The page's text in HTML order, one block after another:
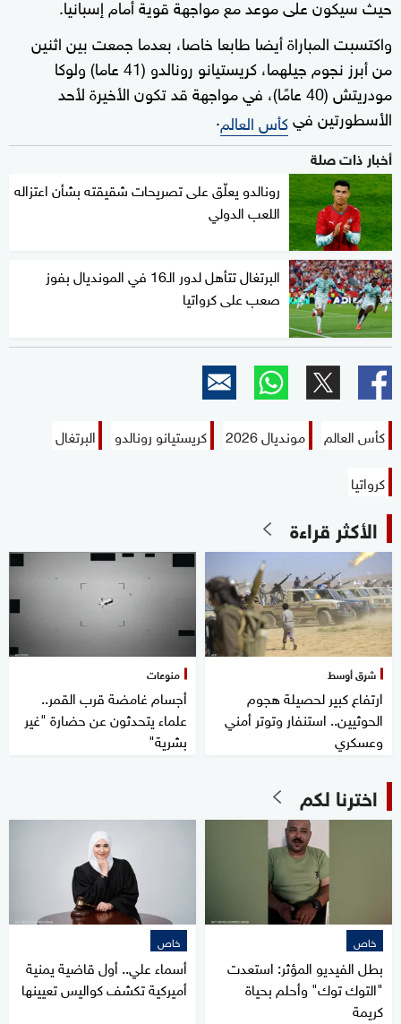
حيث سيكون على موعد مع مواجهة قوية أمام إسبانيا.
واكتسبت المباراة أيضا طابعا خاصا، بعدما جمعت بين اثنين
من أبرز نجوم جيلهما، كريستيانو رونالدو (41 عاما) ولوكا
مودريتش (40 عامًا)، في مواجهة قد تكون الأخيرة لأحد
الأسطورتين فيكأس العالم.
أخبار ذات صلة
رونالدو يعلّق على تصريحات شقيقته بشأن اعتزاله
اللعب الدولي
البرتغال تتأهل لدور الـ16 في المونديال بفوز
صعب على كرواتيا
كأس العالم مونديال 2026 كريستيانو رونالدو
البرتغال
كرواتيا
الأكثر قراءة
شرق أوسط
ارتفاع كبير لحصيلة هجوم
الحوثيين.. استنفار وتوتر أمني
وعسكري
منوعات
أجسام غامضة قرب القمر..
علماء يتحدثون عن حضارة "غير
بشرية"
اخترنا لكم
خاص
بطل الفيديو المؤثر: استعدت
"التوك توك" وأحلم بحياة
كريمة
خاص
أسماء علي.. أول قاضية يمنية
أميركية تكشف كواليس تعيينها